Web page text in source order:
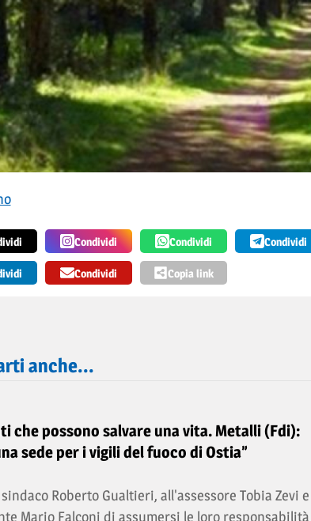
Condividi Condividi Condividi
Condividi Copia link
anche...
che possono salvare una vita. Metalli (Fdi):
sede per i vigili del fuoco di Ostia”
sindaco Roberto Gualtieri, all'assessore Tobia Zevi e
Mario Falconi di assumersi le loro responsabilità